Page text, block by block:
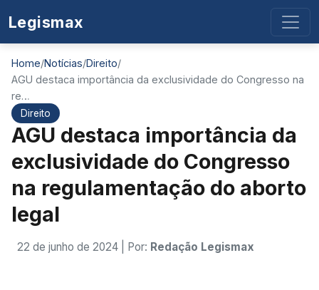
Legismax
Home/Notícias/Direito/
AGU destaca importância da exclusividade do Congresso na
re…
Direito
AGU destaca importância da
exclusividade do Congresso
na regulamentação do aborto
legal
22 de junho de 2024 | Por: Redação Legismax